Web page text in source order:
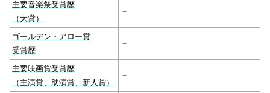
主要音楽祭受賞歴
（大賞）
－
ゴールデン・アロー賞
受賞歴
－
主要映画賞受賞歴
（主演賞、助演賞、新人賞）
－